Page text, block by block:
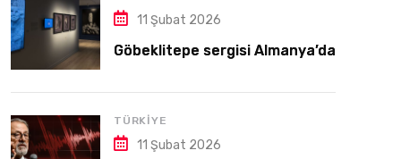
11 Şubat 2026
Göbeklitepe sergisi Almanya’da
TÜRKIYE
11 Şubat 2026